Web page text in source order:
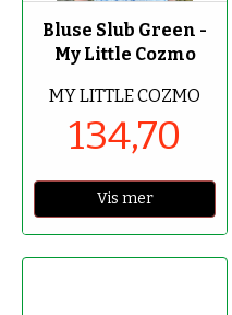
Bluse Slub Green -
My Little Cozmo
MY LITTLE COZMO
134,70
Vis mer